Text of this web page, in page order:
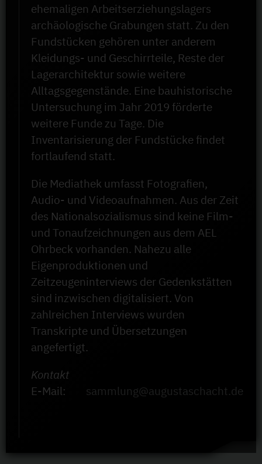
ehemaligen Arbeitserziehungslagers
archäologische Grabungen statt. Zu den
Fundstücken gehören unter anderem
Kleidungs- und Geschirrteile, Reste der
Lagerarchitektur sowie weitere
Alltagsgegenstände. Eine bauhistorische
Untersuchung im Jahr 2019 förderte
weitere Funde zu Tage. Die
Inventarisierung der Fundstücke findet
fortlaufend statt.
Die Mediathek umfasst Fotografien,
Audio- und Videoaufnahmen. Aus der Zeit
des Nationalsozialismus sind keine Film-
und Tonaufzeichnungen aus dem AEL
Ohrbeck vorhanden. Nahezu alle
Eigenproduktionen und
Zeitzeugeninterviews der Gedenkstätten
sind inzwischen digitalisiert. Von
zahlreichen Interviews wurden
Transkripte und Übersetzungen
angefertigt.
Kontakt
E-Mail:
sammlung@augustaschacht.de